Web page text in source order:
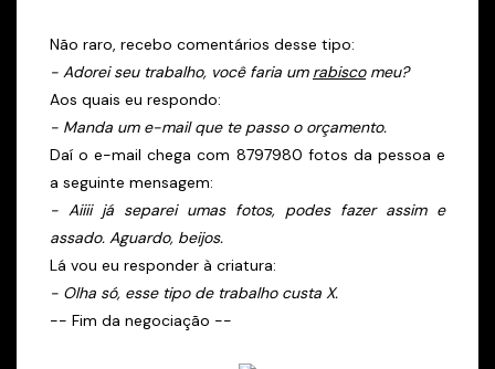
Não raro, recebo comentários desse tipo:
- Adorei seu trabalho, você faria um rabiscomeu?
Aos quais eu respondo:
- Manda um e-mail que te passo o orçamento.
Daí o e-mail chega com 8797980 fotos da pessoa e
a seguinte mensagem:
- Aiiii já separei umas fotos, podes fazer assim e
assado. Aguardo, beijos.
Lá vou eu responder à criatura:
- Olha só, esse tipo de trabalho custa X.
-- Fim da negociação --